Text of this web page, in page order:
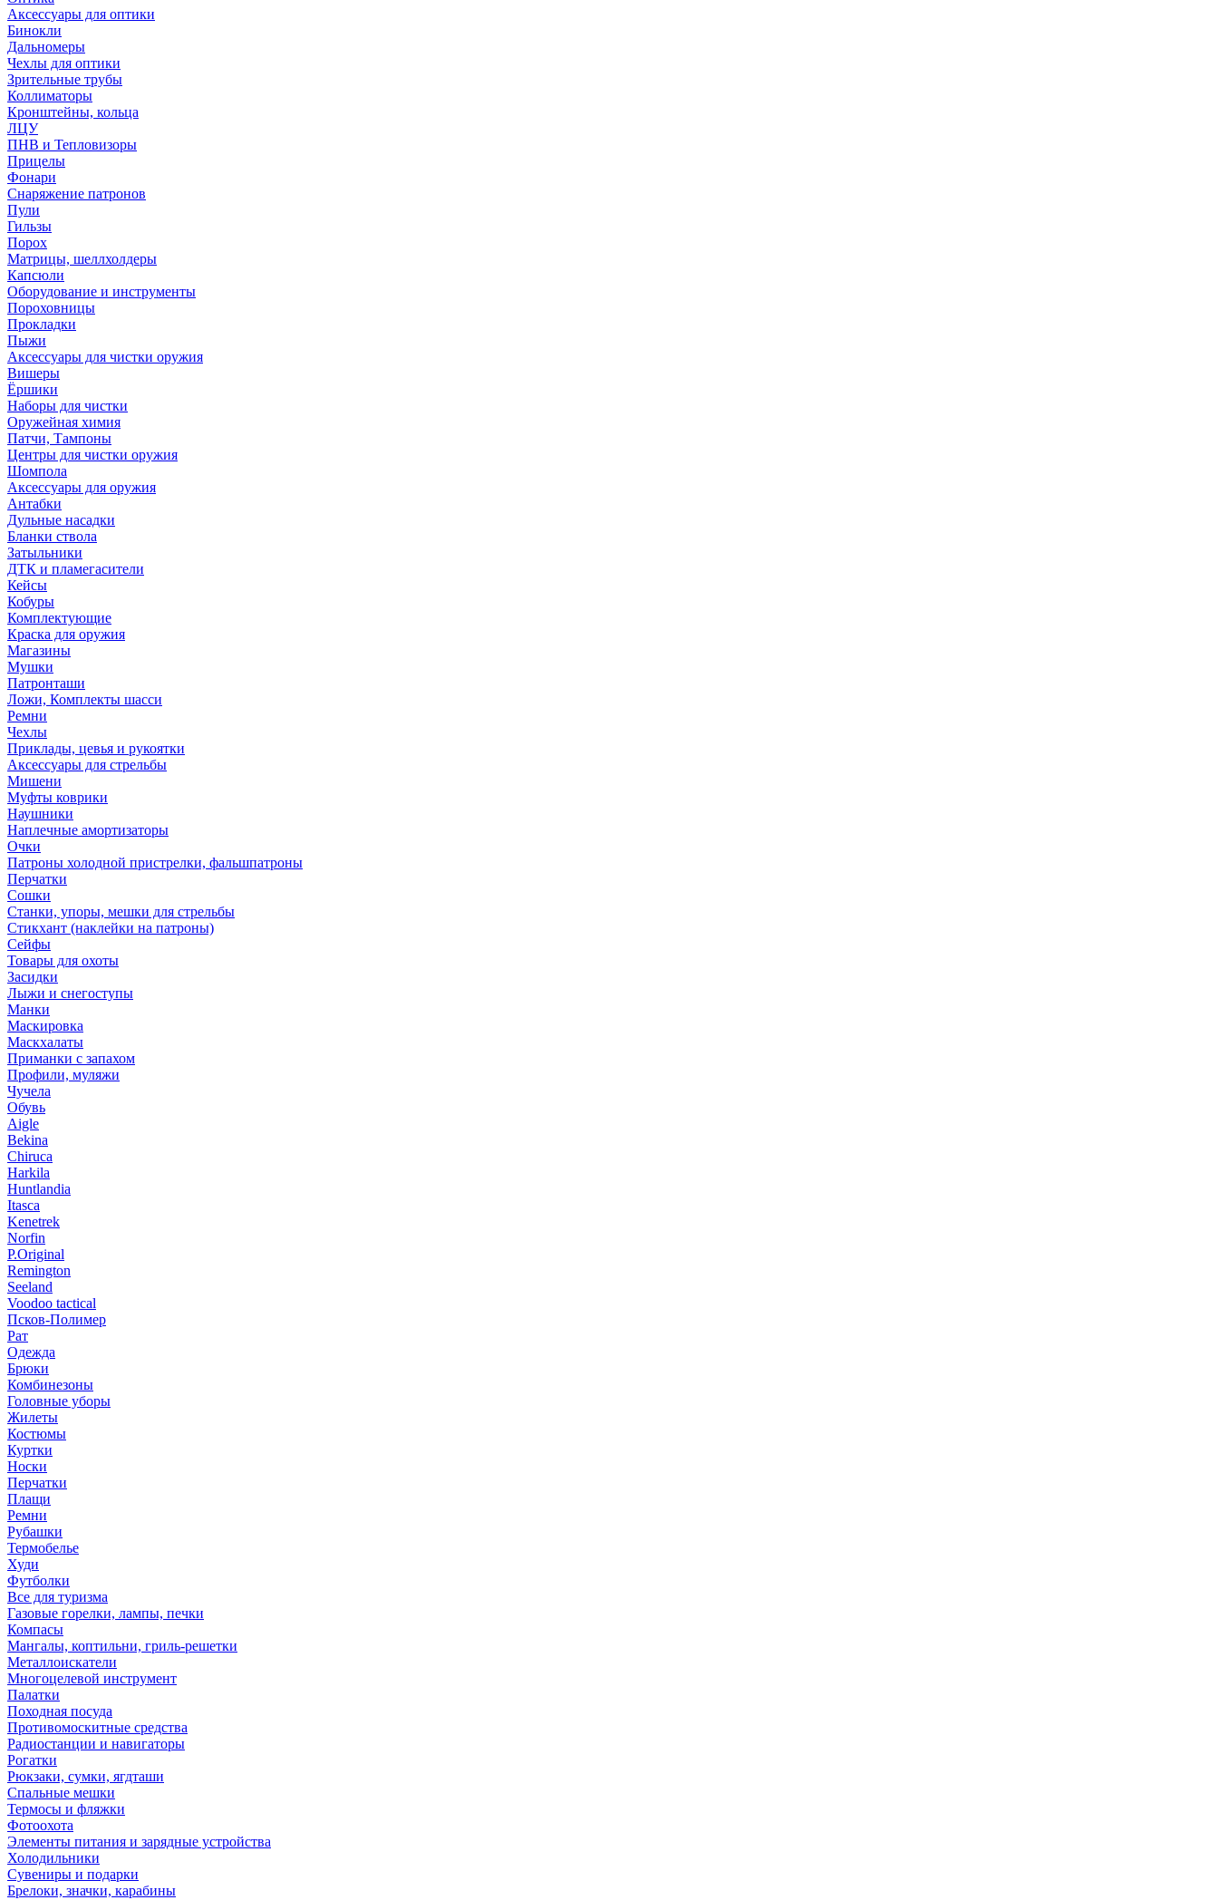
Аксессуары для оптики
Бинокли
Дальномеры
Чехлы для оптики
Зрительные трубы
Коллиматоры
Кронштейны, кольца
ЛЦУ
ПНВ и Тепловизоры
Прицелы
Фонари
Снаряжение патронов
Пули
Гильзы
Порох
Матрицы, шеллхолдеры
Капсюли
Оборудование и инструменты
Пороховницы
Прокладки
Пыжи
Аксессуары для чистки оружия
Вишеры
Ёршики
Наборы для чистки
Оружейная химия
Патчи, Тампоны
Центры для чистки оружия
Шомпола
Аксессуары для оружия
Антабки
Дульные насадки
Бланки ствола
Затыльники
ДТК и пламегасители
Кейсы
Кобуры
Комплектующие
Краска для оружия
Магазины
Мушки
Патронташи
Ложи, Комплекты шасси
Ремни
Чехлы
Приклады, цевья и рукоятки
Аксессуары для стрельбы
Мишени
Муфты коврики
Наушники
Наплечные амортизаторы
Очки
Патроны холодной пристрелки, фальшпатроны
Перчатки
Сошки
Станки, упоры, мешки для стрельбы
Стикхант (наклейки на патроны)
Сейфы
Товары для охоты
Засидки
Лыжи и снегоступы
Манки
Маскировка
Маскхалаты
Приманки с запахом
Профили, муляжи
Чучела
Обувь
Aigle
Bekina
Chiruсa
Harkila
Huntlandia
Itasca
Kenetrek
Norfin
P.Original
Remington
Seeland
Voodoo tactical
Псков-Полимер
Рат
Одежда
Брюки
Комбинезоны
Головные уборы
Жилеты
Костюмы
Куртки
Носки
Перчатки
Плащи
Ремни
Рубашки
Термобелье
Худи
Футболки
Все для туризма
Газовые горелки, лампы, печки
Компасы
Мангалы, коптильни, гриль-решетки
Металлоискатели
Многоцелевой инструмент
Палатки
Походная посуда
Противомоскитные средства
Радиостанции и навигаторы
Рогатки
Рюкзаки, сумки, ягдташи
Спальные мешки
Термосы и фляжки
Фотоохота
Элементы питания и зарядные устройства
Холодильники
Сувениры и подарки
Брелоки, значки, карабины